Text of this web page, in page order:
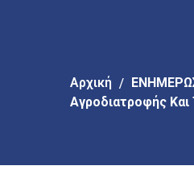
Αρχική
Αγροδιατροφής Και